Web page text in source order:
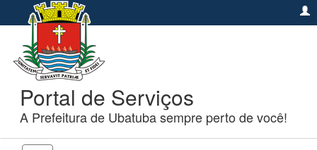
Portal de Serviços
A Prefeitura de Ubatuba sempre perto de você!